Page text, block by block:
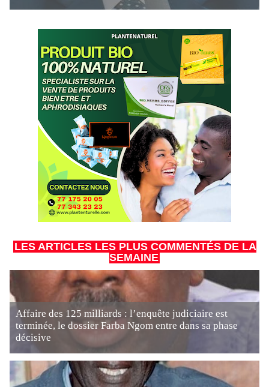
LES ARTICLES LES PLUS COMMENTÉS DE LA
SEMAINE
Affaire des 125 milliards : l’enquête judiciaire est
terminée, le dossier Farba Ngom entre dans sa phase
décisive